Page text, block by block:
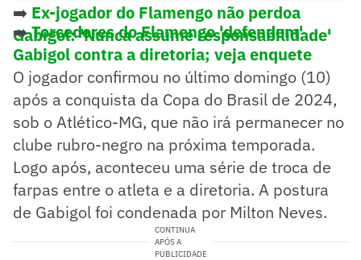
➡️ Ex-jogador do Flamengo não perdoa
Gabigol: 'Nunca assume responsabilidade'
➡️Torcedores do Flamengo 'defendem'
Gabigol contra a diretoria; veja enquete
O jogador confirmou no último domingo (10)
após a conquista da Copa do Brasil de 2024,
sob o Atlético-MG, que não irá permanecer no
clube rubro-negro na próxima temporada.
Logo após, aconteceu uma série de troca de
farpas entre o atleta e a diretoria. A postura
de Gabigol foi condenada por Milton Neves.
CONTINUA
APÓS A
PUBLICIDADE